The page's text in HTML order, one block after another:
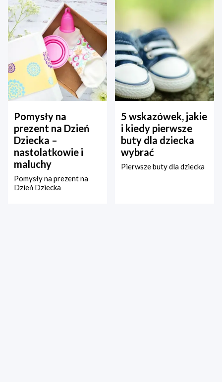
Pomysły na
prezent na Dzień
Dziecka –
nastolatkowie i
maluchy
Pomysły na prezent na
Dzień Dziecka
5 wskazówek, jakie
i kiedy pierwsze
buty dla dziecka
wybrać
Pierwsze buty dla dziecka